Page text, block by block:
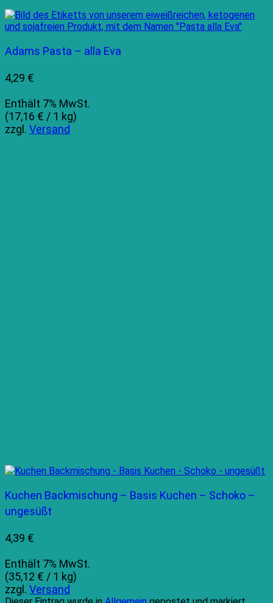
Adams Pasta – alla Eva
4,29 €
Enthält 7% MwSt.
(17,16 € / 1 kg)
zzgl. Versand
Kuchen Backmischung – Basis Kuchen – Schoko –
ungesüßt
4,39 €
Enthält 7% MwSt.
(35,12 € / 1 kg)
zzgl. Versand